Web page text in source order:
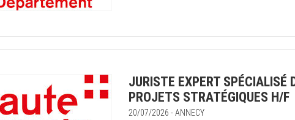
JURISTE EXPERT SPÉCIALISÉ
PROJETS STRATÉGIQUES H/F
20/07/2026 - ANNECY